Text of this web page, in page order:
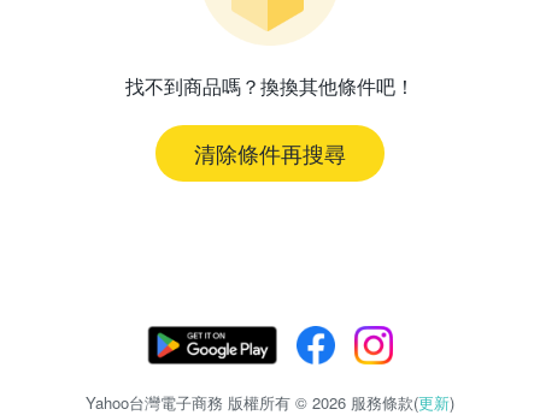
找不到商品嗎？換換其他條件吧！
清除條件再搜尋
Yahoo台灣電子商務 版權所有 © 2026 服務條款(更新)